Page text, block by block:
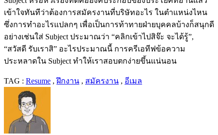
เข้าใจทันทีว่าต้องการสมัครงานที่บริษัทอะไร ในตำแหน่งไหน
ซึ่งการทำอะไรแปลกๆ เพื่อเป็นการท้าทายฝ่ายบุคคลบ้างก็สนุกดี
อย่างเช่นใส่ Subject ประมาณว่า “คลิกเข้าไปสิจ๊ะ จะได้รู้”,
“สวัสดี รับเราสิ” อะไรประมาณนี้ การครีเอทีฟข้อความ
ประหลาดใน Subject ทำให้เราสอบตกง่ายขึ้นแน่นอน
TAG : Resume ,ฝึกงาน , สมัครงาน , อีเมล